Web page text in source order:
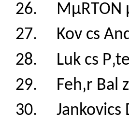
26.
27. Kov
28. Luk
29.
30.